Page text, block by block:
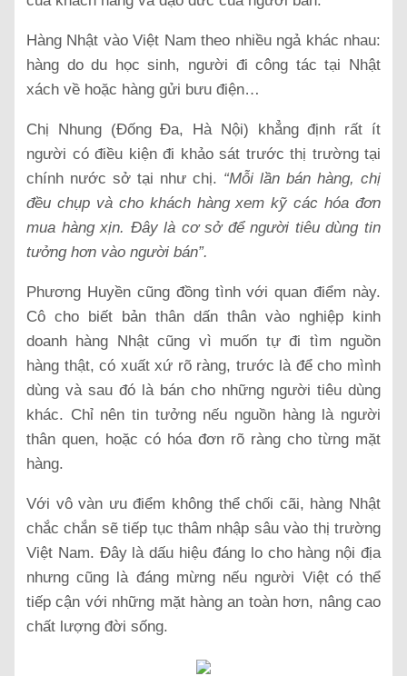
Hàng Nhật vào Việt Nam theo nhiều ngả khác nhau:
hàng do du học sinh, người đi công tác tại Nhật
xách về hoặc hàng gửi bưu điện…
Chị Nhung (Đống Đa, Hà Nội) khẳng định rất ít
người có điều kiện đi khảo sát trước thị trường tại
chính nước sở tại như chị. “Mỗi lần bán hàng, chị
đều chụp và cho khách hàng xem kỹ các hóa đơn
mua hàng xịn. Đây là cơ sở để người tiêu dùng tin
tưởng hơn vào người bán”.
Phương Huyền cũng đồng tình với quan điểm này.
Cô cho biết bản thân dấn thân vào nghiệp kinh
doanh hàng Nhật cũng vì muốn tự đi tìm nguồn
hàng thật, có xuất xứ rõ ràng, trước là để cho mình
dùng và sau đó là bán cho những người tiêu dùng
khác. Chỉ nên tin tưởng nếu nguồn hàng là người
thân quen, hoặc có hóa đơn rõ ràng cho từng mặt
hàng.
Với vô vàn ưu điểm không thể chối cãi, hàng Nhật
chắc chắn sẽ tiếp tục thâm nhập sâu vào thị trường
Việt Nam. Đây là dấu hiệu đáng lo cho hàng nội địa
nhưng cũng là đáng mừng nếu người Việt có thể
tiếp cận với những mặt hàng an toàn hơn, nâng cao
chất lượng đời sống.